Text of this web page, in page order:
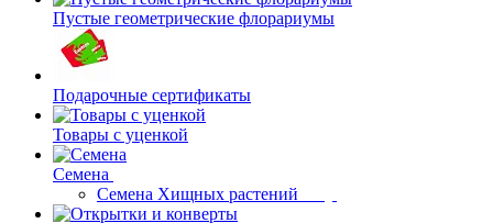
Пустые геометрические флорариумы
Подарочные сертификаты
Товары с уценкой
Семена
Семена Хищных растений